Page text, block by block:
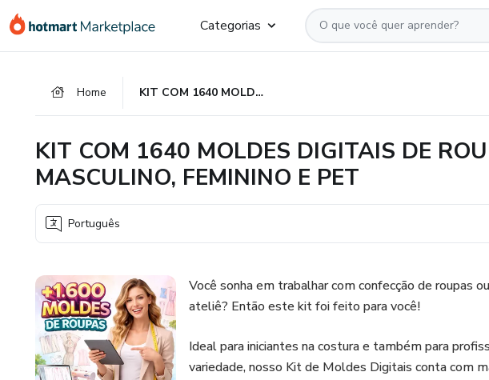
para
para
para
Categorias
Home KIT COM 1640 MOLDES DIGITAIS DE ROUPAS – INFANTIL, MASCULINO, FEMININO E PET
KIT COM 1640 MOLDES DIGITAIS DE
MASCULINO, FEMININO E PET
Português
Você sonha em trabalhar com confecção de roupas
ateliê? Então este kit foi feito para você!
Ideal para iniciantes na costura e também para
variedade, nosso Kit de Moldes Digitais conta com